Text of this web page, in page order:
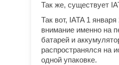
Так же, существует
Так вот, IATA 1
внимание именно на
батарей и
распространялся на
одной упаковке.